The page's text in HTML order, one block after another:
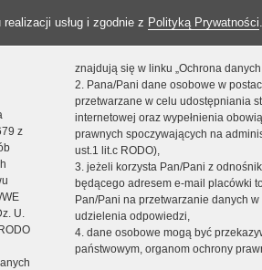
usług i zgodnie z Polityką Prywatności
z
U.
znajdują się w linku „Ochrona
2. Pana/Pani dane osobowe w
przetwarzane w celu udostępniania
internetowej oraz wypełnienia
prawnych spoczywających na
ust.1 lit.c RODO),
3. jeżeli korzysta Pan/Pani z
będącego adresem e-mail placówki
Pan/Pani na przetwarzanie danych w
udzielenia odpowiedzi,
4. dane osobowe mogą być
państwowym, organom ochrony